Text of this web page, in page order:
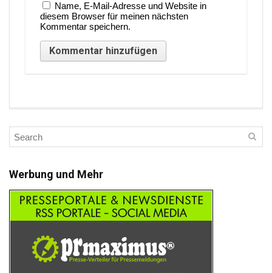
Name, E-Mail-Adresse und Website in
diesem Browser für meinen nächsten
Kommentar speichern.
Werbung und Mehr